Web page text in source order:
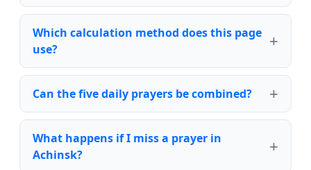
Which calculation method does this page
use?
Can the five daily prayers be combined?
What happens if I miss a prayer in
Achinsk?